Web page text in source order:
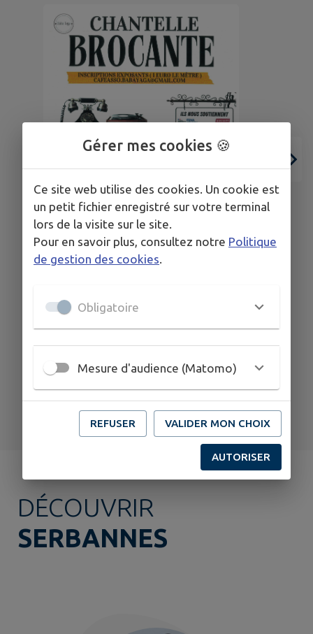
CHANTELLE
BROCANTE
DÉCOUVRIR
SERBANNES
Gérer mes cookies 🍪
Ce site web utilise des cookies. Un cookie est
un petit fichier enregistré sur votre terminal
lors de la visite sur le site.
Pour en savoir plus, consultez notre Politique
de gestion des cookies.
Obligatoire
Mesure d'audience (Matomo)
REFUSER VALIDER MON CHOIX
AUTORISER